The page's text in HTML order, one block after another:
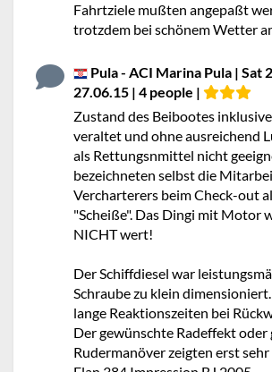
Fahrtziele mußten angepaßt
trotzdem bei schönem Wetter
Pula - ACI Marina Pula | Sat
27.06.15 | 4 people |
Zustand des Beibootes
veraltet und ohne ausreichend
als Rettungsnmittel nicht
bezeichneten selbst die
Vercharterers beim Check-out
"Scheiße". Das Dingi mit Motor
NICHT wert!
Der Schiffdiesel war
Schraube zu klein
lange Reaktionszeiten bei
Der gewünschte Radeffekt oder
Rudermanöver zeigten erst